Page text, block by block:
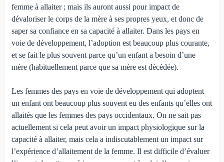
femme à allaiter ; mais ils auront aussi pour impact de
dévaloriser le corps de la mère à ses propres yeux, et donc de
saper sa confiance en sa capacité à allaiter. Dans les pays en
voie de développement, l’adoption est beaucoup plus courante,
et se fait le plus souvent parce qu’un enfant a besoin d’une
mère (habituellement parce que sa mère est décédée).
Les femmes des pays en voie de développement qui adop­tent
un enfant ont beaucoup plus souvent eu des enfants qu’elles ont
allaités que les femmes des pays occidentaux. On ne sait pas
actuellement si cela peut avoir un impact physio­logique sur la
capacité à allaiter, mais cela a indiscutablement un impact sur
l’expérience d’allaitement de la femme. Il est difficile d’évaluer